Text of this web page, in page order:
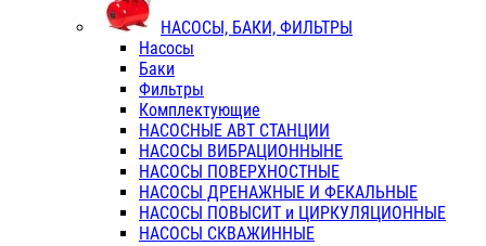
НАСОСЫ, БАКИ, ФИЛЬТРЫ
Насосы
Баки
Фильтры
Комплектующие
НАСОСНЫЕ АВТ СТАНЦИИ
НАСОСЫ ВИБРАЦИОННЫНЕ
НАСОСЫ ПОВЕРХНОСТНЫЕ
НАСОСЫ ДРЕНАЖНЫЕ И ФЕКАЛЬНЫЕ
НАСОСЫ ПОВЫСИТ и ЦИРКУЛЯЦИОННЫЕ
НАСОСЫ СКВАЖИННЫЕ